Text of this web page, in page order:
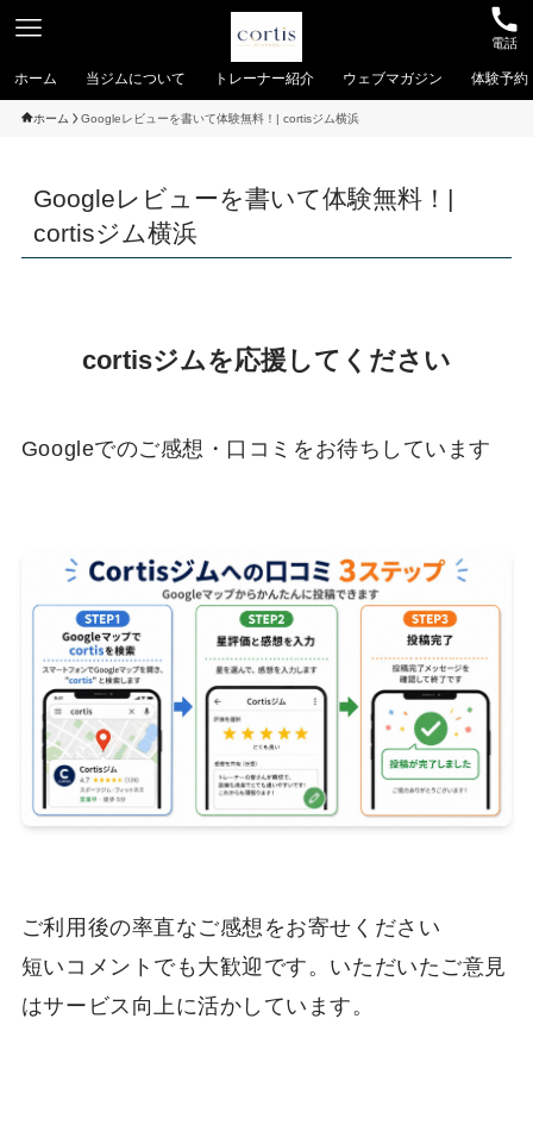
電話
ホーム 当ジムについて トレーナー紹介 ウェブマガジン 体験予約
ホーム Googleレビューを書いて体験無料！| cortisジム横浜
Googleレビューを書いて体験無料！|
cortisジム横浜
cortisジムを応援してください
Googleでのご感想・口コミをお待ちしています
ご利用後の率直なご感想をお寄せください
短いコメントでも大歓迎です。いただいたご意見
はサービス向上に活かしています。